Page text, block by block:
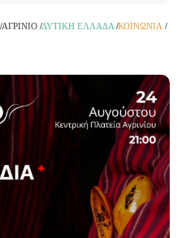
ΑΓΡΊΝΙΟ ΔΥΤΙΚΉ ΕΛΛΆΔΑ ΚΟΙΝΩΝΊΑ